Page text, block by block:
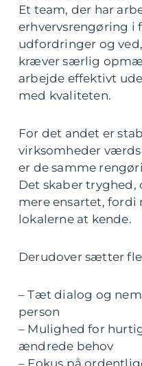
Et team, der har
erhvervsrengøring i
udfordringer og
kræver særlig
arbejde effektivt
med kvaliteten.
For det andet er
virksomheder
er de samme
Det skaber
mere ensartet,
lokalerne at kende.
Derudover sætter
– Tæt dialog og
person
– Mulighed for
ændrede behov
– Fokus på